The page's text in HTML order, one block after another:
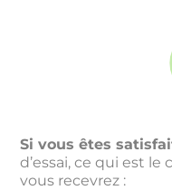
Si vous êtes
d’essai, ce qui est le
vous recevrez :